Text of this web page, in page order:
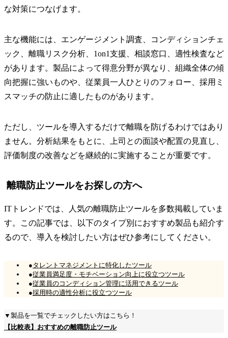
な対策につなげます。
主な機能には、エンゲージメント調査、コンディションチェ
ック、離職リスク分析、1on1支援、相談窓口、適性検査など
があります。製品によって得意分野が異なり、組織全体の傾
向把握に強いものや、従業員一人ひとりのフォロー、採用ミ
スマッチの防止に適したものがあります。
ただし、ツールを導入するだけで離職を防げるわけではあり
ません。分析結果をもとに、上司との面談や配置の見直し、
評価制度の改善などを継続的に実施することが重要です。
離職防止ツールをお探しの方へ
ITトレンドでは、人気の離職防止ツールを多数掲載していま
す。この記事では、以下のタイプ別におすすめ製品も紹介す
るので、導入を検討したい方はぜひ参考にしてください。
●タレントマネジメントに特化したツール
●従業員満足度・モチベーション向上に役立つツール
●従業員のコンディション管理に活用できるツール
●採用時の適性分析に役立つツール
▼製品を一覧でチェックしたい方はこちら！
【比較表】おすすめの離職防止ツール